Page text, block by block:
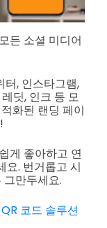
든 소셜 미디어
터, 인스타그램,
딧, 인크 등 모
화된 랜딩 페이
게 좋아하고 연
요. 번거롭고 시
만두세요.
코드 솔루션